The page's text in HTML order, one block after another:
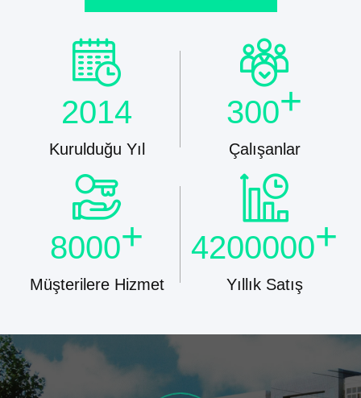
2014
Kurulduğu Yıl
300+
Çalışanlar
8000+
Müşterilere Hizmet
4200000+
Yıllık Satış